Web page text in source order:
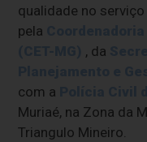
qualidade no
pela
, da
com a
Muriaé, na Zona da
Triangulo Mineiro.